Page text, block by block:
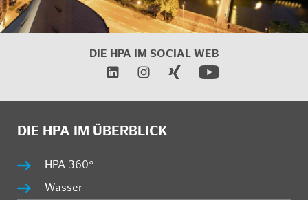
DIE HPA IM SOCIAL WEB
DIE HPA IM ÜBERBLICK
HPA 360°
Wasser